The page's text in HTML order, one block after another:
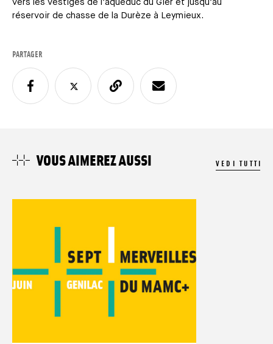
vers les vestiges de l’aqueduc du Gier et jusqu’au
réservoir de chasse de la Durèze à Leymieux.
PARTAGER
VOUS AIMEREZ AUSSI VEDI TUTTI